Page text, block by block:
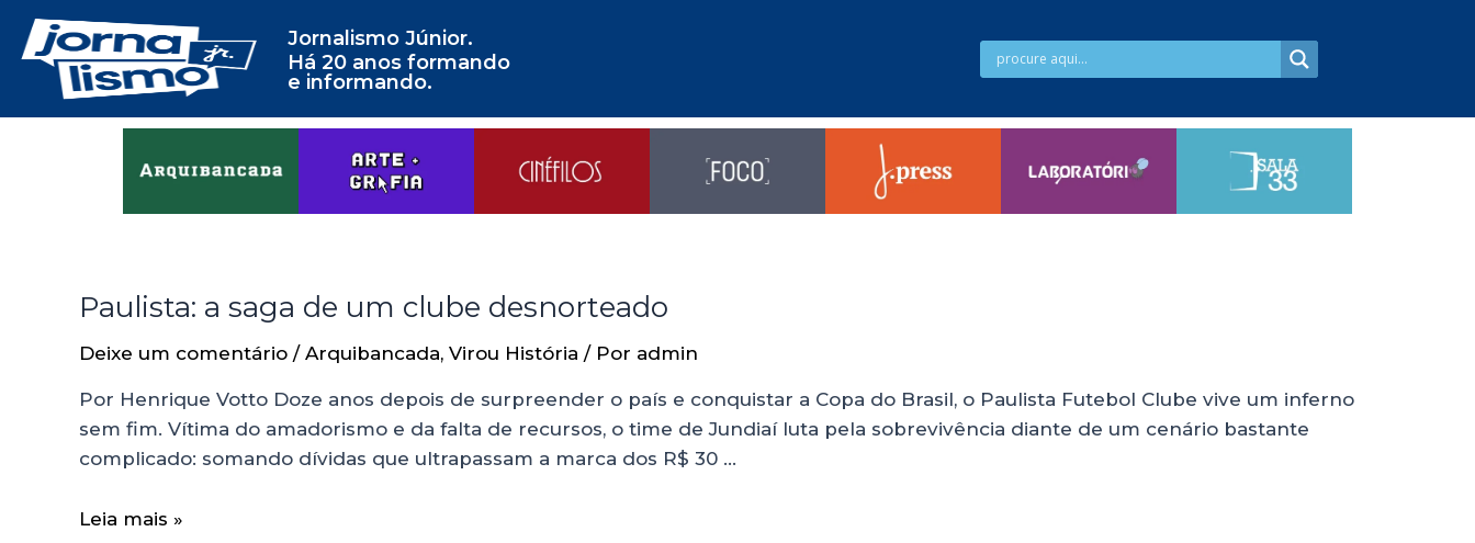
Jornalismo Júnior.
Há 20 anos formando
e informando.
Paulista: a saga de um clube desnorteado
Deixe um comentário / Arquibancada, Virou História / Por admin
Por Henrique Votto Doze anos depois de surpreender o país e conquistar a Copa do Brasil, o Paulista Futebol Clube vive um inferno
sem fim. Vítima do amadorismo e da falta de recursos, o time de Jundiaí luta pela sobrevivência diante de um cenário bastante
complicado: somando dívidas que ultrapassam a marca dos R$ 30 …
Leia mais »